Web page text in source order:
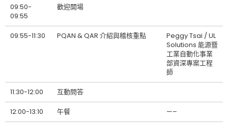
09:50-
09:55
歡迎開場
09:55-11:30 PQAN & QAR 介紹與稽核重點
Peggy Tsai / UL
Solutions 能源暨
工業自動化事業
部資深專案工程
師
11:30-12:00 互動問答
12:00-13:10 午餐 —–